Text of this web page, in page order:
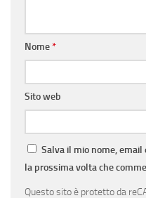
Nome*
Sito web
Salva il mio nome,
la prossima volta che
Questo sito è protetto da